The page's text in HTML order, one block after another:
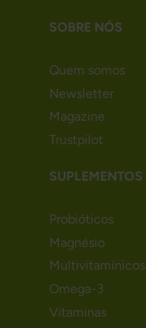
SOBRE NÓS
Quem somos
Newsletter
Magazine
Trustpilot
SUPLEMENTOS
Probióticos
Magnésio
Multivitamínicos
Omega-3
Vitaminas